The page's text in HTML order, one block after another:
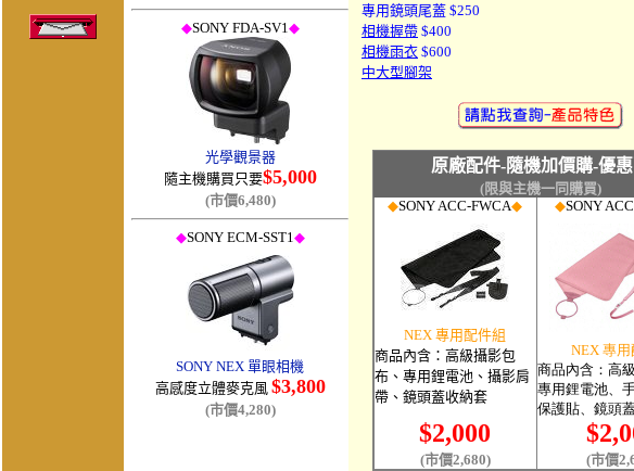
◆SONY FDA-SV1◆
光學觀景器
隨主機購買只要$5,000
(市價6,480)
◆SONY ECM-SST1◆
SONY NEX 單眼相機
高感度立體麥克風 $3,800
(市價4,280)
專用鏡頭尾蓋 $250
相機握帶 $400
相機雨衣 $600
中大型腳架
原廠配件-隨機加價購-優
(限與主機一同購買)
◆SONY ACC-FWCA◆
NEX 專用配件組
商品內含：高級攝影包
布、專用鋰電池、攝影肩
帶、鏡頭蓋收納套
◆SONY
NEX 專用
商品內含：高
專用鋰電池、
保護貼、鏡頭
$2,000
(市價2,680) (市價